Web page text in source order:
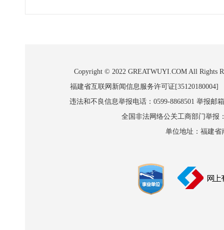
Copyright © 2022 GREATWUYI.COM All Rights
福建省互联网新闻信息服务许可证
违法和不良信息举报电话：0599-8868501 举报邮
全国非法网络公关工商部门举报
单位地址：福建省